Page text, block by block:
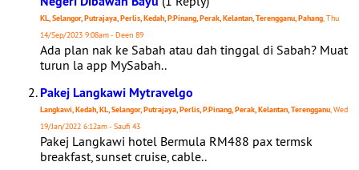
KL, Selangor, Putrajaya, Perlis, Kedah, P.Pinang, Perak, Kelantan, Terengganu, Pahang, Thu
14/Sep/2023 9:08am - Deen 89
Ada plan nak ke Sabah atau dah tinggal di Sabah? Muat
turun la app MySabah..
Pakej Langkawi Mytravelgo
Langkawi, Kedah, KL, Selangor, Putrajaya, Perlis, P.Pinang, Perak, Kelantan, Terengganu, Wed
19/Jan/2022 6:12am - Saufi 43
Pakej Langkawi hotel Bermula RM488 pax termsk
breakfast, sunset cruise, cable..